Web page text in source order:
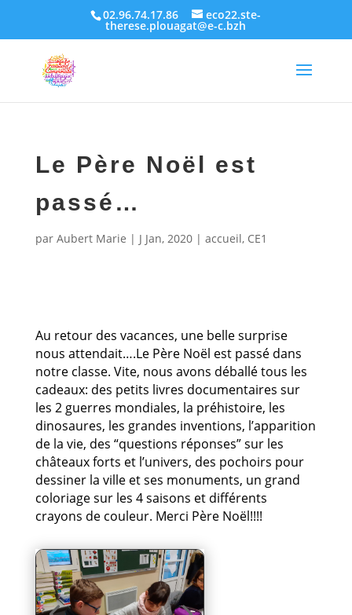
02.96.74.17.86 eco22.ste-
therese.plouagat@e-c.bzh
Le Père Noël est
passé…
par Aubert Marie | J Jan, 2020| accueil, CE1
Au retour des vacances, une belle surprise
nous attendait….Le Père Noël est passé dans
notre classe. Vite, nous avons déballé tous les
cadeaux: des petits livres documentaires sur
les 2 guerres mondiales, la préhistoire, les
dinosaures, les grandes inventions, l’apparition
de la vie, des “questions réponses” sur les
châteaux forts et l’univers, des pochoirs pour
dessiner la ville et ses monuments, un grand
coloriage sur les 4 saisons et différents
crayons de couleur. Merci Père Noël!!!!